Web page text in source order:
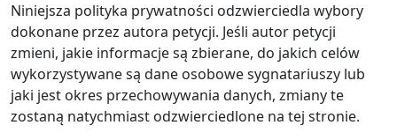
Niniejsza polityka prywatności odzwierciedla wybory
dokonane przez autora petycji. Jeśli autor petycji
zmieni, jakie informacje są zbierane, do jakich celów
wykorzystywane są dane osobowe sygnatariuszy lub
jaki jest okres przechowywania danych, zmiany te
zostaną natychmiast odzwierciedlone na tej stronie.